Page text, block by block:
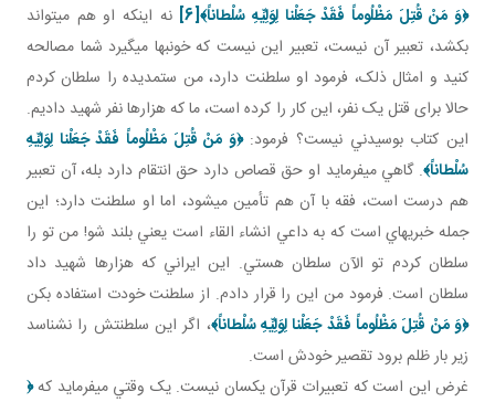
﴿وَ مَنْ قُتِلَ مَظْلُوماً فَقَدْ جَعَلْنا لِوَلِيِّهِ سُلْطاناً﴾[6]
نه اينکه او هم مي تواند
بکشد، تعبير آن نيست، تعبير اين نيست که خون بها مي گيرد شما مصالحه
کنيد و امثال ذلک، فرمود او سلطنت دارد، من ستمديده را سلطان کردم
حالا برای قتل يک نفر، اين کار را کرده است، ما که هزارها نفر شهيد داديم.
اين کتاب بوسيدني نيست؟ فرمود:﴿وَ مَنْ قُتِلَ مَظْلُوماً فَقَدْ جَعَلْنا لِوَلِيِّهِ
سُلْطاناً﴾. گاهي مي فرمايد او حق قصاص دارد حق انتقام دارد بله، آن تعبير
هم درست است، فقه با آن هم تأمين مي شود، اما او سلطنت دارد؛ اين
جمله خبريه اي است که به داعي انشاء القاء است يعني بلند شو! من تو را
سلطان کردم تو الآن سلطان هستي. اين ايراني که هزارها شهيد داد
سلطان است. فرمود من اين را قرار دادم. از سلطنت خودت استفاده بکن
﴿وَ مَنْ قُتِلَ مَظْلُوماً فَقَدْ جَعَلْنا لِوَلِيِّهِ سُلْطاناً﴾، اگر اين سلطنتش را نشناسد
زير بار ظلم برود تقصير خودش است.
غرض اين است که تعبيرات قرآن يکسان نيست. يک وقتي مي فرمايد که﴿